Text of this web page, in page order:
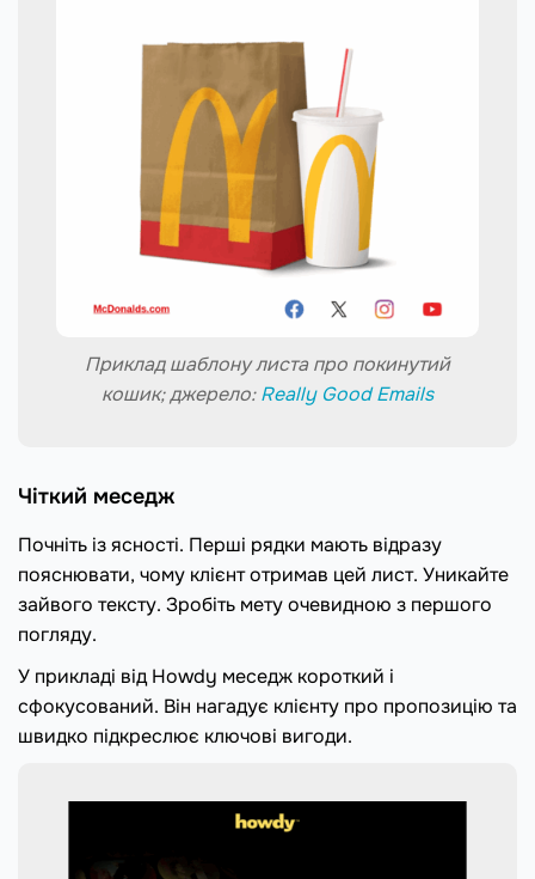
Приклад шаблону листа про покинутий
кошик; джерело:Really Good Emails
Чіткий меседж
Почніть із ясності. Перші рядки мають відразу
пояснювати, чому клієнт отримав цей лист. Уникайте
зайвого тексту. Зробіть мету очевидною з першого
погляду.
У прикладі від Howdy меседж короткий і
сфокусований. Він нагадує клієнту про пропозицію та
швидко підкреслює ключові вигоди.